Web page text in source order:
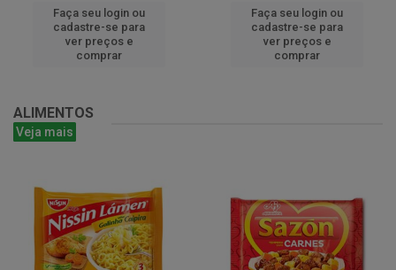
Faça seu login ou
cadastre-se para
ver preços e
comprar
Faça seu login ou
cadastre-se para
ver preços e
comprar
ALIMENTOS
Veja mais